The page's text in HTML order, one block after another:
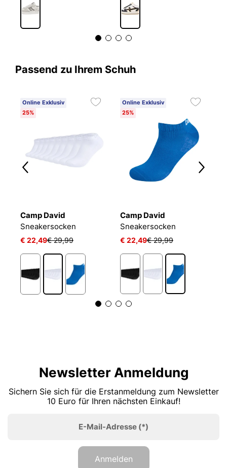
Passend zu Ihrem Schuh
Online Exklusiv
25%
Camp David
Sneakersocken
€ 22,49€ 29,99
Online Exklusiv
25%
Camp David
Sneakersocken
€ 22,49€ 29,99
Newsletter Anmeldung
Sichern Sie sich für die Erstanmeldung zum Newsletter
10 Euro für Ihren nächsten Einkauf!
E-Mail-Adresse (*)
Anmelden